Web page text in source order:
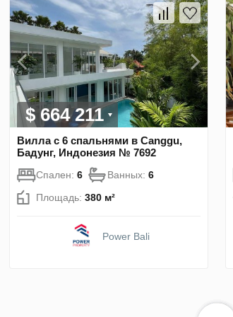
$ 664 211
Вилла с 6 спальнями в Canggu,
Бадунг, Индонезия № 7692
Спален: 6 Ванных: 6
Площадь: 380 м²
Power Bali